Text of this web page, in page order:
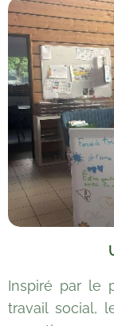
Inspiré par le
travail social,